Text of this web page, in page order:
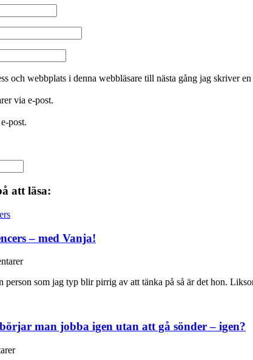
och webbplats i denna webbläsare till nästa gång jag skriver
via e-post.
post.
att läsa:
– med Vanja!
person som jag typ blir pirrig av att tänka på så är det hon.
man jobba igen utan att gå sönder – igen?